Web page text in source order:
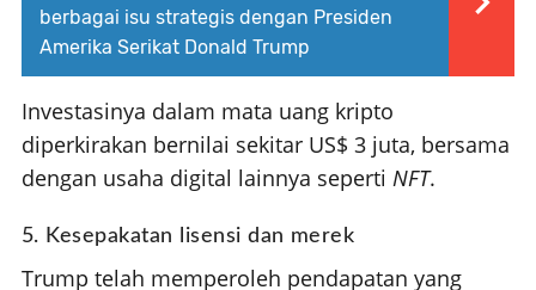
berbagai isu strategis dengan Presiden
Amerika Serikat Donald Trump
Investasinya dalam mata uang kripto
diperkirakan bernilai sekitar US$ 3 juta, bersama
dengan usaha digital lainnya seperti NFT.
5. Kesepakatan lisensi dan merek
Trump telah memperoleh pendapatan yang